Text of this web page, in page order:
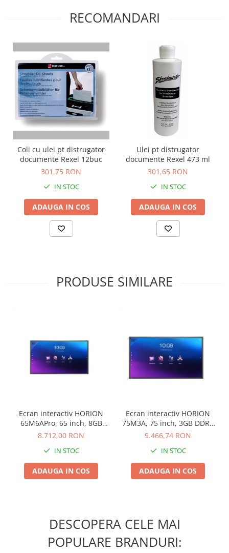
RECOMANDARI
Coli cu ulei pt distrugator
documente Rexel 12buc
301,75 RON
IN STOC
ADAUGA IN COS
Ulei pt distrugator
documente Rexel 473 ml
301,65 RON
IN STOC
ADAUGA IN COS
PRODUSE SIMILARE
Ecran interactiv HORION
65M6APro, 65 inch, 8GB
DDR4 + 128GB Standard,
core A
8.712,00 RON
IN STOC
ADAUGA IN COS
Ecran interactiv HORION
75M3A, 75 inch, 3GB DDR4
+ 32GB Standard, Android
A73+A53
9.466,74 RON
IN STOC
ADAUGA IN COS
DESCOPERA CELE MAI
POPULARE BRANDURI: